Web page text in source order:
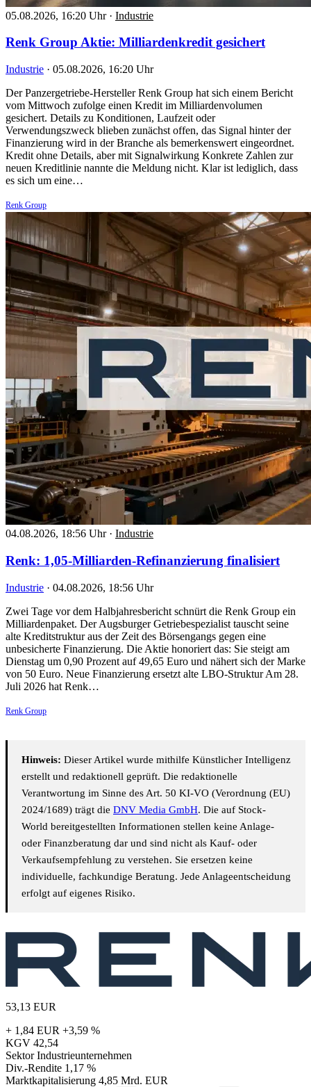
05.08.2026, 16:20 Uhr · Industrie
Renk Group Aktie: Milliardenkredit gesichert
Industrie · 05.08.2026, 16:20 Uhr
Der Panzergetriebe-Hersteller Renk Group hat sich einem Bericht
vom Mittwoch zufolge einen Kredit im Milliardenvolumen
gesichert. Details zu Konditionen, Laufzeit oder
Verwendungszweck blieben zunächst offen, das Signal hinter der
Finanzierung wird in der Branche als bemerkenswert eingeordnet.
Kredit ohne Details, aber mit Signalwirkung Konkrete Zahlen zur
neuen Kreditlinie nannte die Meldung nicht. Klar ist lediglich, dass
es sich um eine…
Renk Group
04.08.2026, 18:56 Uhr · Industrie
Renk: 1,05-Milliarden-Refinanzierung finalisiert
Industrie · 04.08.2026, 18:56 Uhr
Zwei Tage vor dem Halbjahresbericht schnürt die Renk Group ein
Milliardenpaket. Der Augsburger Getriebespezialist tauscht seine
alte Kreditstruktur aus der Zeit des Börsengangs gegen eine
unbesicherte Finanzierung. Die Aktie honoriert das: Sie steigt am
Dienstag um 0,90 Prozent auf 49,65 Euro und nähert sich der Marke
von 50 Euro. Neue Finanzierung ersetzt alte LBO-Struktur Am 28.
Juli 2026 hat Renk…
Renk Group
Hinweis: Dieser Artikel wurde mithilfe Künstlicher Intelligenz
erstellt und redaktionell geprüft. Die redaktionelle
Verantwortung im Sinne des Art. 50 KI-VO (Verordnung (EU)
2024/1689) trägt die DNV Media GmbH. Die auf Stock-
World bereitgestellten Informationen stellen keine Anlage-
oder Finanzberatung dar und sind nicht als Kauf- oder
Verkaufsempfehlung zu verstehen. Sie ersetzen keine
individuelle, fachkundige Beratung. Jede Anlageentscheidung
erfolgt auf eigenes Risiko.
53,13 EUR
+ 1,84 EUR +3,59 %
KGV 42,54
Sektor Industrieunternehmen
Div.-Rendite 1,17 %
Marktkapitalisierung 4,85 Mrd. EUR